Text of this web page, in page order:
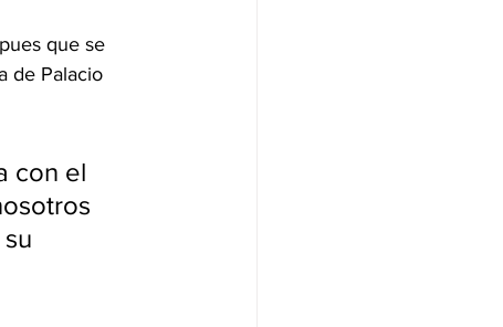
que se
de Palacio
con el